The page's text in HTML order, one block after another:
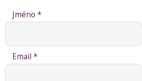
Jméno *
Email *